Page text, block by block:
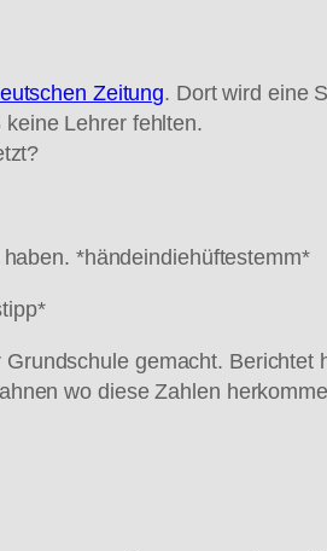
Zeitung. Dort wird eine
Lehrer fehlten.
*händeindiehüftestemm*
gemacht. Berichtet
wo diese Zahlen